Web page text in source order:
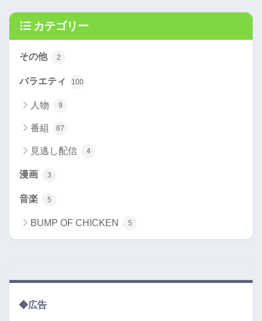
カテゴリー
その他 2
バラエティ 100
人物 9
番組 87
見逃し配信 4
漫画 3
音楽 5
BUMP OF CHICKEN 5
◆広告